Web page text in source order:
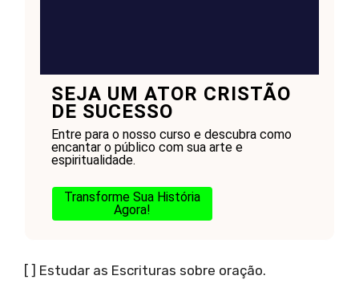
SEJA UM ATOR CRISTÃO
DE SUCESSO
Entre para o nosso curso e descubra como
encantar o público com sua arte e
espiritualidade.
Transforme Sua História
Agora!
[ ] Estudar as Escrituras sobre oração.